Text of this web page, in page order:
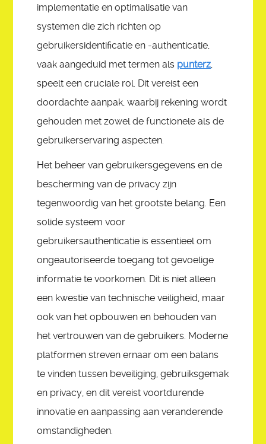
implementatie en optimalisatie van
systemen die zich richten op
gebruikersidentificatie en -authenticatie,
vaak aangeduid met termen als punterz
speelt een cruciale rol. Dit vereist een
doordachte aanpak, waarbij rekening wordt
gehouden met zowel de functionele als de
gebruikerservaring aspecten.
Het beheer van gebruikersgegevens en de
bescherming van de privacy zijn
tegenwoordig van het grootste belang. Een
solide systeem voor
gebruikersauthenticatie is essentieel om
ongeautoriseerde toegang tot gevoelige
informatie te voorkomen. Dit is niet alleen
een kwestie van technische veiligheid, maar
ook van het opbouwen en behouden van
het vertrouwen van de gebruikers. Moderne
platformen streven ernaar om een balans
te vinden tussen beveiliging, gebruiksgemak
en privacy, en dit vereist voortdurende
innovatie en aanpassing aan veranderende
omstandigheden.